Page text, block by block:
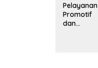
Pelayanan
Promotif
dan